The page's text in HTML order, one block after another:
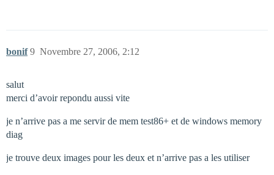
bonif Novembre 27, 2006, 2:12
9
salut
merci d’avoir repondu aussi vite
je n’arrive pas a me servir de mem test86+ et de windows memory
diag
je trouve deux images pour les deux et n’arrive pas a les utiliser